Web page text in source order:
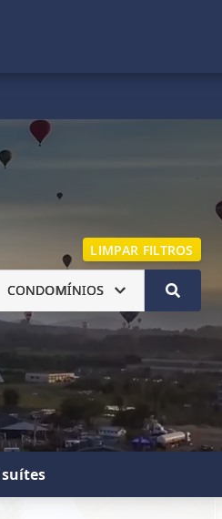
LIMPAR FILTROS
CONDOMÍNIOS